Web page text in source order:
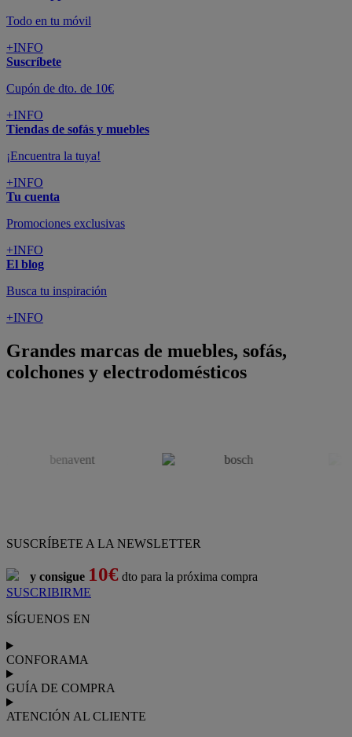
Todo en tu móvil
+INFO
Suscríbete
Cupón de dto. de 10€
+INFO
Tiendas de sofás y muebles
¡Encuentra la tuya!
+INFO
Tu cuenta
Promociones exclusivas
+INFO
El blog
Busca tu inspiración
+INFO
Grandes marcas de muebles, sofás,
colchones y electrodomésticos
SUSCRÍBETE A LA NEWSLETTER
y consigue 10€ dto para la próxima compra
SUSCRIBIRME
SÍGUENOS EN
CONFORAMA
GUÍA DE COMPRA
ATENCIÓN AL CLIENTE